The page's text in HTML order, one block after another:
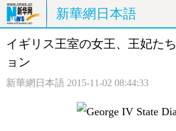
新華網日本語
ホームページ 政治
評論
イギリス王室の女王、王妃た
ョン
新華網日本語 2015-11-02 08:44:33